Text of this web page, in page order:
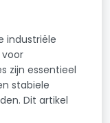
industriële
zijn essentieel
stabiele
Dit artikel